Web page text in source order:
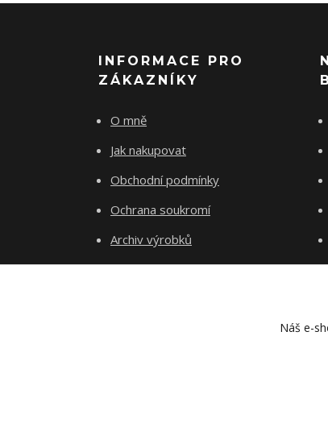
INFORMACE PRO
ZÁKAZNÍKY
O mně
Jak nakupovat
Obchodní podmínky
Ochrana soukromí
Archiv výrobků
Kontakty
Náš e-